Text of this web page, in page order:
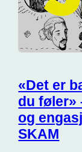
«Det er
du føler»
og
SKAM